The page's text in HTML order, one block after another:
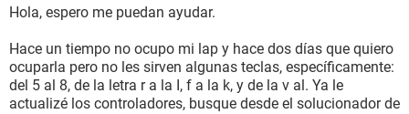
Hola, espero me puedan ayudar.
Hace un tiempo no ocupo mi lap y hace dos días que quiero
ocuparla pero no les sirven algunas teclas, específicamente:
del 5 al 8, de la letra r a la I, f a la k, y de la v al. Ya le
actualizé los controladores, busque desde el solucionador de